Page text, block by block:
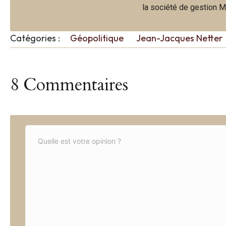
la société de gestion
Catégories : Géopolitique Jean-Jacques Netter
8 Commentaires
C